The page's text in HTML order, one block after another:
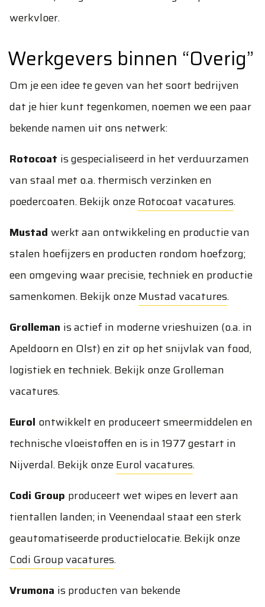
werkvloer.
Werkgevers binnen “Overig”
Om je een idee te geven van het soort bedrijven
dat je hier kunt tegenkomen, noemen we een paar
bekende namen uit ons netwerk:
Rotocoat is gespecialiseerd in het verduurzamen
van staal met o.a. thermisch verzinken en
poedercoaten. Bekijk onzeRotocoat vacatures.
Mustad werkt aan ontwikkeling en productie van
stalen hoefijzers en producten rondom hoefzorg;
een omgeving waar precisie, techniek en productie
samenkomen. Bekijk onzeMustad vacatures.
Grolleman is actief in moderne vrieshuizen (o.a. in
Apeldoorn en Olst) en zit op het snijvlak van food,
logistiek en techniek. Bekijk onzeGrolleman
vacatures.
Eurol ontwikkelt en produceert smeermiddelen en
technische vloeistoffen en is in 1977 gestart in
Nijverdal. Bekijk onzeEurol vacatures.
Codi Group produceert wet wipes en levert aan
tientallen landen; in Veenendaal staat een sterk
geautomatiseerde productielocatie. Bekijk onze
Codi Group vacatures.
Vrumona is producten van bekende